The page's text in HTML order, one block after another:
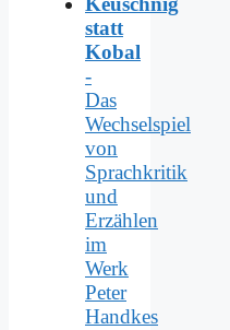
statt
Kobal
-
Das
Wechselspiel
von
Sprachkritik
und
Erzählen
im
Werk
Peter
Handkes